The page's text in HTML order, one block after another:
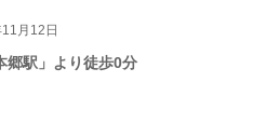
月12日
郷駅」より徒歩0分